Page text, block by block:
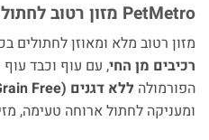
PetMetro מזון רטוב לחתולים – עוף
מזון רטוב מלא ומאוזן לחתולים
רכיבים מן החי, עם עוף וכבד עוף
הפורמולה ללא דגנים (Grain Free)
ומעניקה לחתול ארוחה טעימה,